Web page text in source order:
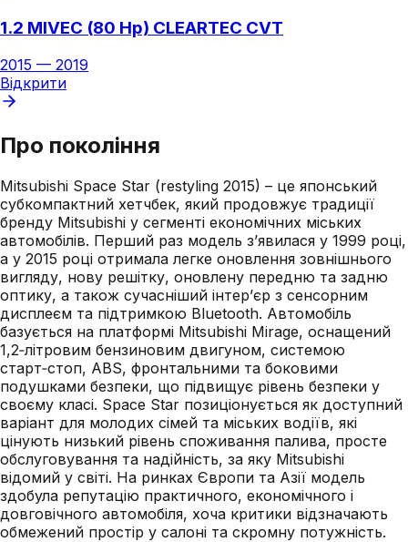
1.2 MIVEC (80 Hp) CLEARTEC CVT
2015 — 2019
Відкрити
Про покоління
Mitsubishi Space Star (restyling 2015) – це японський
субкомпактний хетчбек, який продовжує традиції
бренду Mitsubishi у сегменті економічних міських
автомобілів. Перший раз модель з’явилася у 1999 році,
а у 2015 році отримала легке оновлення зовнішнього
вигляду, нову решітку, оновлену передню та задню
оптику, а також сучасніший інтер’єр з сенсорним
дисплеєм та підтримкою Bluetooth. Автомобіль
базується на платформі Mitsubishi Mirage, оснащений
1,2‑літровим бензиновим двигуном, системою
старт‑стоп, ABS, фронтальними та боковими
подушками безпеки, що підвищує рівень безпеки у
своєму класі. Space Star позиціонується як доступний
варіант для молодих сімей та міських водіїв, які
цінують низький рівень споживання палива, просте
обслуговування та надійність, за яку Mitsubishi
відомий у світі. На ринках Європи та Азії модель
здобула репутацію практичного, економічного і
довговічного автомобіля, хоча критики відзначають
обмежений простір у салоні та скромну потужність.